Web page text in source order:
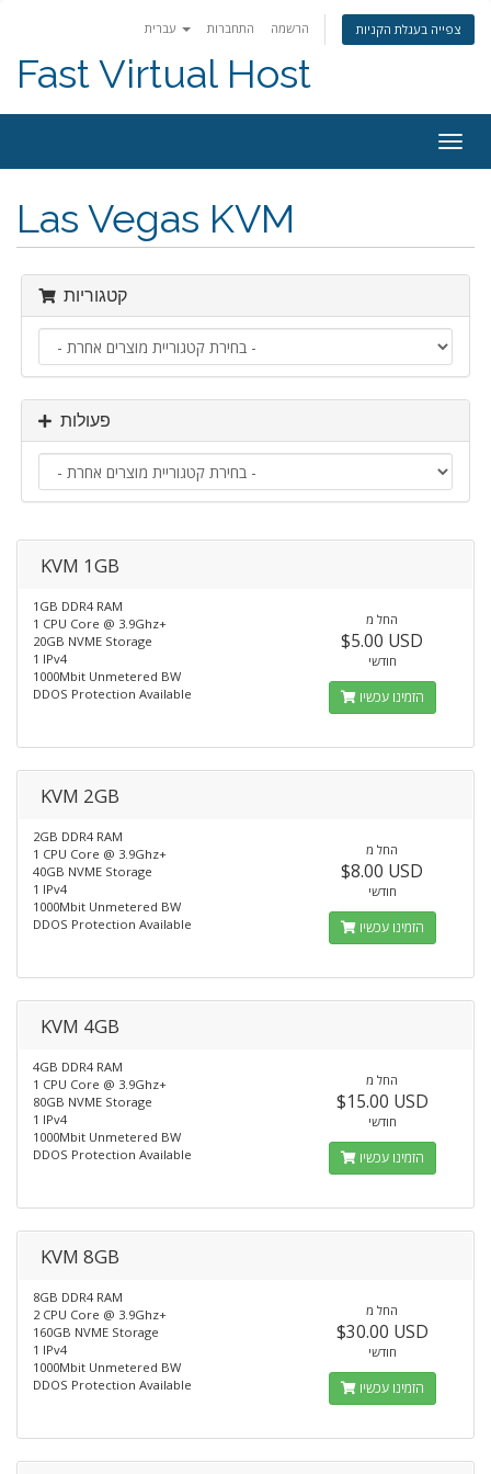
התחברות הרשמה צפייה בעגלת הקניות
Fast Virtual Host
ניווט
Las Vegas KVM
קטגוריות
פעולות
KVM 1GB
1GB DDR4 RAM
1 CPU Core @ 3.9Ghz+
20GB NVME Storage
1 IPv4
1000Mbit Unmetered BW
DDOS Protection Available
החל מ
$5.00 USD
חודשי
הזמינו עכשיו
KVM 2GB
2GB DDR4 RAM
1 CPU Core @ 3.9Ghz+
40GB NVME Storage
1 IPv4
1000Mbit Unmetered BW
DDOS Protection Available
החל מ
$8.00 USD
חודשי
הזמינו עכשיו
KVM 4GB
4GB DDR4 RAM
1 CPU Core @ 3.9Ghz+
80GB NVME Storage
1 IPv4
1000Mbit Unmetered BW
DDOS Protection Available
החל מ
$15.00 USD
חודשי
הזמינו עכשיו
KVM 8GB
8GB DDR4 RAM
2 CPU Core @ 3.9Ghz+
160GB NVME Storage
1 IPv4
1000Mbit Unmetered BW
DDOS Protection Available
החל מ
$30.00 USD
חודשי
הזמינו עכשיו